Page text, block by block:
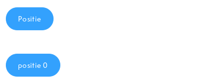
Positie
positie 0